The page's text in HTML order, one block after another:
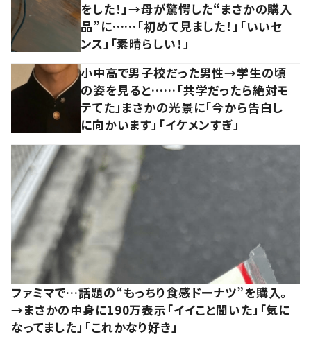
をした！」→母が驚愕した“まさかの購入
品”に……「初めて見ました！」「いいセ
ンス」「素晴らしい！」
小中高で男子校だった男性→学生の頃
の姿を見ると……「共学だったら絶対モ
テてた」まさかの光景に「今から告白し
に向かいます」「イケメンすぎ」
ファミマで…話題の“もっちり食感ドーナツ”を購入。
→まさかの中身に190万表示「イイこと聞いた」「気に
なってました」「これかなり好き」